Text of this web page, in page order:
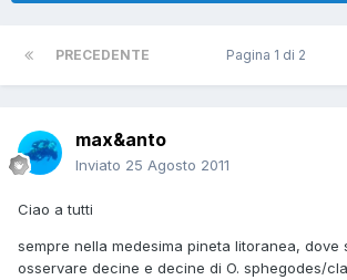
PRECEDENTE Pagina 1 di 2
max&anto
Inviato 25 Agosto 2011
Ciao a tutti
sempre nella medesima pineta litoranea, dove
osservare decine e decine di O. sphegodes/